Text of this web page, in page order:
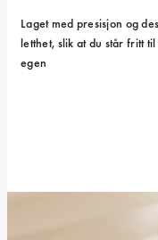
Laget med presisjon og
letthet, slik at du står fritt
egen